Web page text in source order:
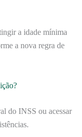
a idade mínima
a nova regra de
do INSS ou acessar